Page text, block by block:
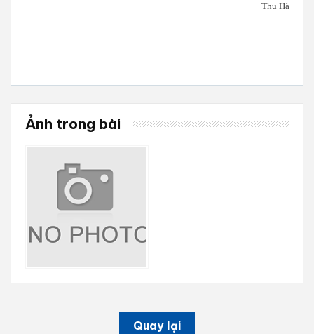
Thu Hà
Ảnh trong bài
Quay lại